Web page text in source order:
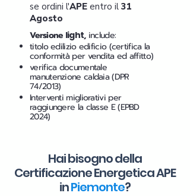
se ordini l'APE entro il 31
Agosto
Versione light,include:
titolo edilizio edificio (certifica la
conformità per vendita ed affitto)
verifica documentale
manutenzione caldaia (DPR
74/2013)
Interventi migliorativi per
raggiungere la classe E (EPBD
2024)
Hai bisogno della
Certificazione Energetica APE
inPiemonte?